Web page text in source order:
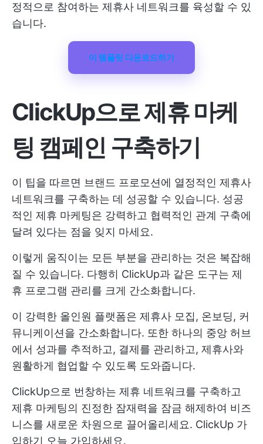
정적으로 참여하는 제휴사 네트워크를 육성할 수 있
습니다.
이 템플릿 다운로드하기
ClickUp으로 제휴 마케
팅 캠페인 구축하기
이 팁을 따르면 브랜드 프로모션에 열정적인 제휴사
네트워크를 구축하는 데 성공할 수 있습니다. 성공
적인 제휴 마케팅은 강력하고 협력적인 관계 구축에
달려 있다는 점을 잊지 마세요.
이렇게 움직이는 모든 부분을 관리하는 것은 복잡해
질 수 있습니다. 다행히 ClickUp과 같은 도구는 제
휴 프로그램 관리를 크게 간소화합니다.
이 강력한 올인원 플랫폼은 제휴사 모집, 온보딩, 커
뮤니케이션을 간소화합니다. 또한 하나의 중앙 허브
에서 성과를 추적하고, 결제를 관리하고, 제휴사와
원활하게 협업할 수 있도록 도와줍니다.
ClickUp으로 번창하는 제휴 네트워크를 구축하고
제휴 마케팅의 진정한 잠재력을 잠금 해제하여 비즈
니스를 새로운 차원으로 끌어올리세요. ClickUp 가
입하기 오늘 가입하세요.